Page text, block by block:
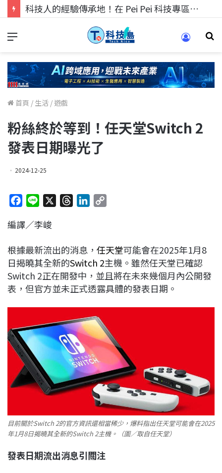
科技人的經驗傳承地！在 Pei Pei 科技專區，與學弟妹交流最硬核的技術
首頁 / 生活 / 遊戲
粉絲終於等到！任天堂Switch 2
發表日期曝光了
2024-12-25
c
b
o
o
k
n
a
d
s
e
d
I
n
L
i
n
k
編譯／李峻
根據最新流出的消息， 任天堂可能會在2025年1月8
日揭曉其全新的Switch 2主機。雖然任天堂已確認
Switch 2正在開發中，並且將在未來幾個月內公開發
表，但官方並未正式透露具體的發表日期。
目前關於Switch 2的官方資訊還相當稀少，爆料指出任天堂可能會在2025
年1月8日揭曉其全新的Switch 2主機。（圖／取自任天堂）
發表日期流出消息引關注